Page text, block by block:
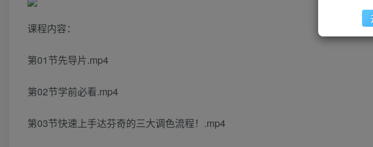
课程内容：
第01节先导片.mp4
第02节学前必看.mp4
第03节快速上手达芬奇的三大调色流程！.mp4